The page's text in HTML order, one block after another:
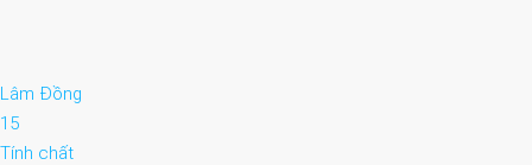
Lâm Đồng
15
Tính chất